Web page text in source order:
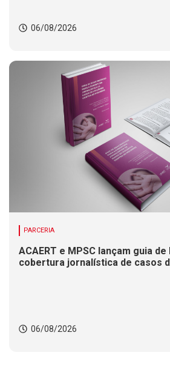
06/08/2026
PARCERIA
ACAERT e MPSC lançam guia
cobertura jornalística de casos
06/08/2026